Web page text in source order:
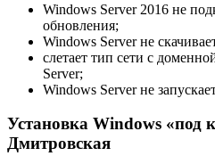
Windows Server 2016 не
обновления;
Windows Server не
слетает тип сети с
Server;
Windows Server не
Установка Windows «под
Дмитровская